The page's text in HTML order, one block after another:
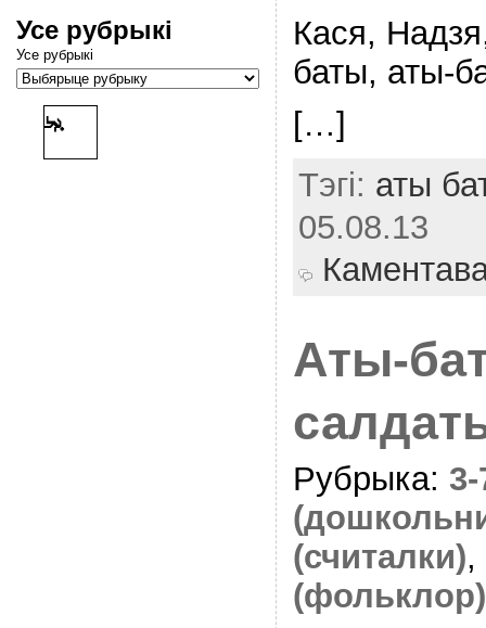
Усе рубрыкі
Усе рубрыкі
Кася,
баты, аты-
[…]
Тэгі: аты
05.08.13
Аты-
Рубрыка:
(считалки),
(фольклор)